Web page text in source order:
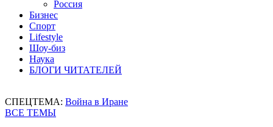
Россия
Бизнес
Спорт
Lifestyle
Шоу-биз
Наука
БЛОГИ ЧИТАТЕЛЕЙ
СПЕЦТЕМА: Война в Иране
ВСЕ ТЕМЫ